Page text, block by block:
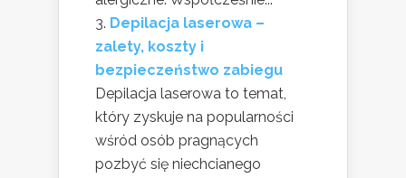
Depilacja laserowa –
zalety, koszty i
bezpieczeństwo zabiegu
Depilacja laserowa to temat,
który zyskuje na popularności
wśród osób pragnących
pozbyć się niechcianego